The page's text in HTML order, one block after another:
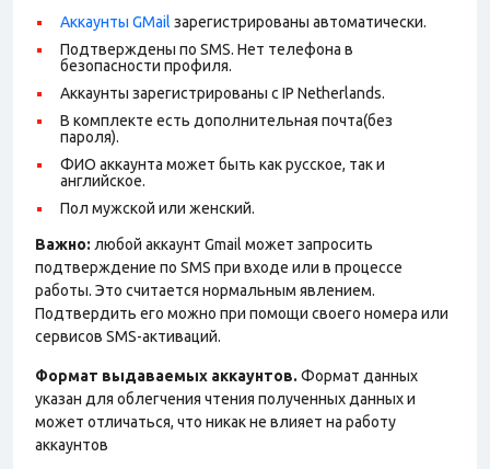
Аккаунты GMail зарегистрированы автоматически.
Подтверждены по SMS. Нет телефона в
безопасности профиля.
Аккаунты зарегистрированы с IP Netherlands.
В комплекте есть дополнительная почта(без
пароля).
ФИО аккаунта может быть как русское, так и
английское.
Пол мужской или женский.
Важно: любой аккаунт Gmail может запросить
подтверждение по SMS при входе или в процессе
работы. Это считается нормальным явлением.
Подтвердить его можно при помощи своего номера или
сервисов SMS-активаций.
Формат выдаваемых аккаунтов. Формат данных
указан для облегчения чтения полученных данных и
может отличаться, что никак не влияет на работу
аккаунтов